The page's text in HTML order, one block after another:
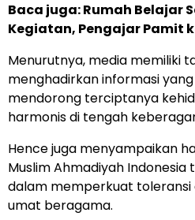
Baca juga:Rumah Belajar
Kegiatan, Pengajar Pamit
Menurutnya, media memiliki
menghadirkan informasi
mendorong terciptanya
harmonis di tengah
Hence juga menyampaikan
Muslim Ahmadiyah
dalam memperkuat toleransi
umat beragama.